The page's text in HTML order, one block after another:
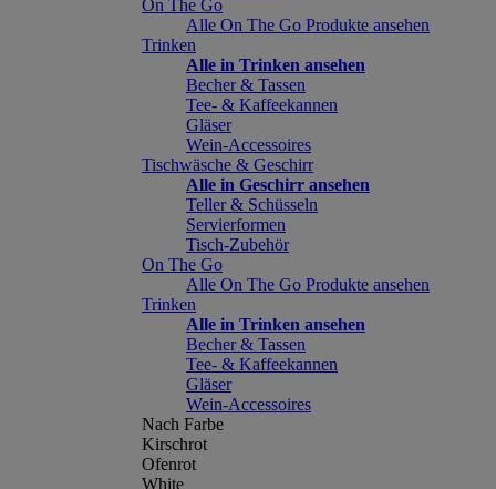
On The Go
Alle On The Go Produkte ansehen
Trinken
Alle in Trinken ansehen
Becher & Tassen
Tee- & Kaffeekannen
Gläser
Wein-Accessoires
Tischwäsche & Geschirr
Alle in Geschirr ansehen
Teller & Schüsseln
Servierformen
Tisch-Zubehör
On The Go
Alle On The Go Produkte ansehen
Trinken
Alle in Trinken ansehen
Becher & Tassen
Tee- & Kaffeekannen
Gläser
Wein-Accessoires
Nach Farbe
Kirschrot
Ofenrot
White